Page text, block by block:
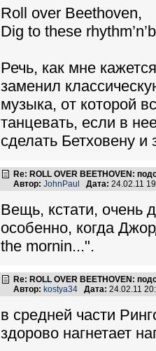
Roll over Beethoven,
Dig to these
Речь, как мне
заменил
музыка, от которой
танцевать, если в
сделать Бетховену и
Re: ROLL OVER BEETHOVEN:
Автор: JohnPaul Дата: 24.02.11
Вещь, кстати, очень
особенно, когда
the mornin...".
Re: ROLL OVER BEETHOVEN:
Автор: kostya34 Дата: 24.02.11
в средней части
здорово нагнетает